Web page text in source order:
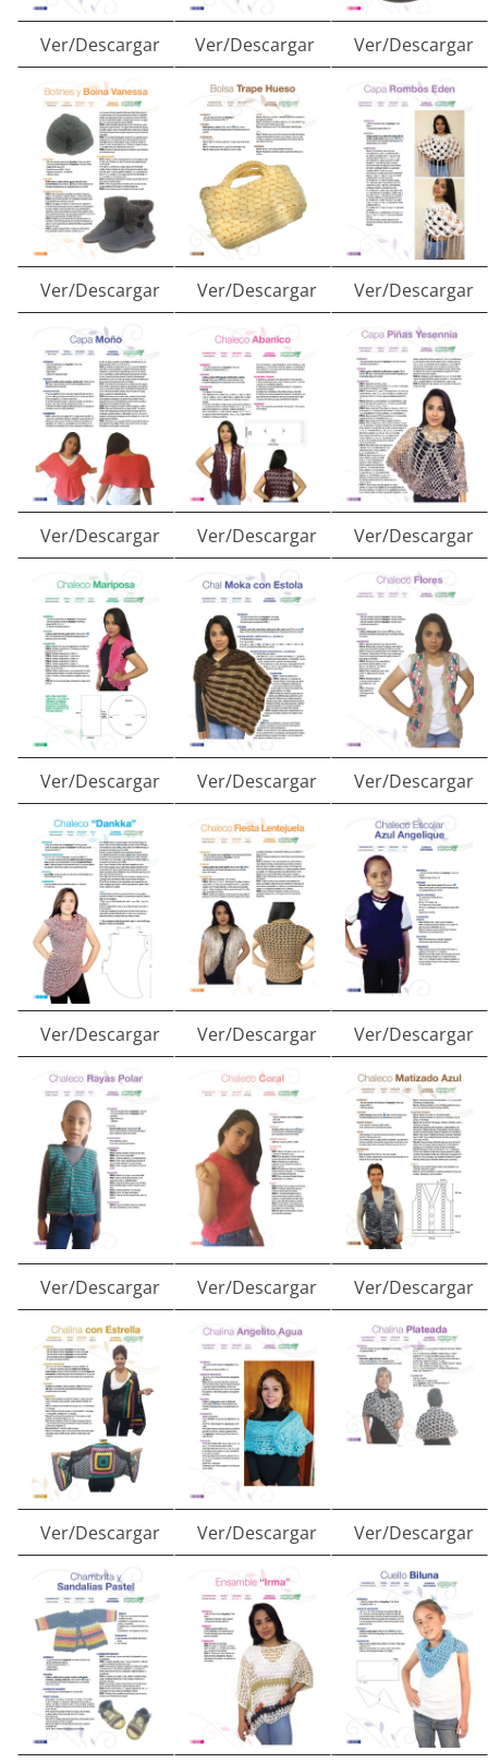
Ver/Descargar Ver/Descargar Ver/Descargar
Ver/Descargar Ver/Descargar Ver/Descargar
Ver/Descargar Ver/Descargar Ver/Descargar
Ver/Descargar Ver/Descargar Ver/Descargar
Ver/Descargar Ver/Descargar Ver/Descargar
Ver/Descargar Ver/Descargar Ver/Descargar
Ver/Descargar Ver/Descargar Ver/Descargar